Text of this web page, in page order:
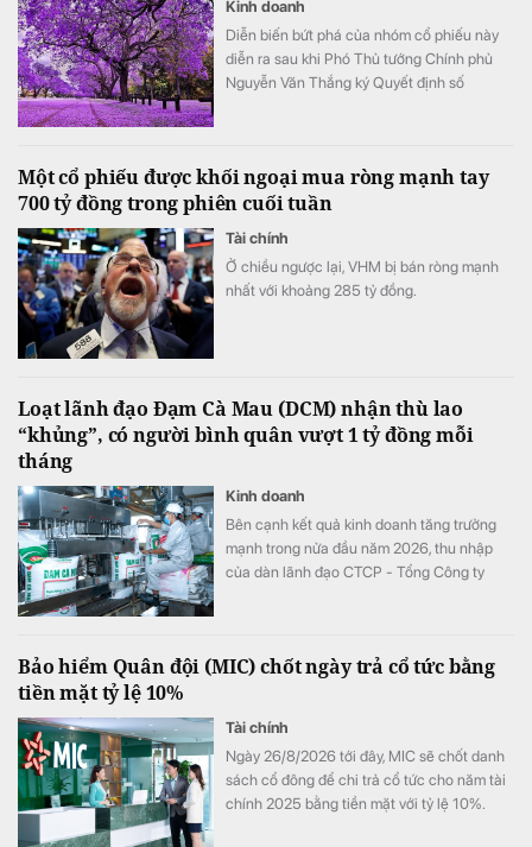
Kinh doanh
Diễn biến bứt phá của nhóm cổ phiếu này
diễn ra sau khi Phó Thủ tướng Chính phủ
Nguyễn Văn Thắng ký Quyết định số
nhà nước tại doanh nghiệp nhà nước, doanh
nghiệp có vốn nhà nước.
Một cổ phiếu được khối ngoại mua ròng mạnh tay
700 tỷ đồng trong phiên cuối tuần
Tài chính
Ở chiều ngược lại, VHM bị bán ròng mạnh
nhất với khoảng 285 tỷ đồng.
Loạt lãnh đạo Đạm Cà Mau (DCM) nhận thù lao
“khủng”, có người bình quân vượt 1 tỷ đồng mỗi
tháng
Kinh doanh
Bên cạnh kết quả kinh doanh tăng trưởng
mạnh trong nửa đầu năm 2026, thu nhập
của dàn lãnh đạo CTCP - Tổng Công ty
tỷ đồng chỉ sau 6 tháng, đặc biệt có trường
Bảo hiểm Quân đội (MIC) chốt ngày trả cổ tức bằng
tiền mặt tỷ lệ 10%
Tài chính
Ngày 26/8/2026 tới đây, MIC sẽ chốt danh
sách cổ đông để chi trả cổ tức cho năm tài
chính 2025 bằng tiền mặt với tỷ lệ 10%.